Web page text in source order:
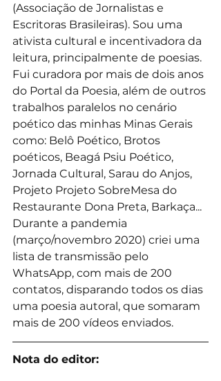
(Associação de Jornalistas e
Escritoras Brasileiras). Sou uma
ativista cultural e incentivadora da
leitura, principalmente de poesias.
Fui curadora por mais de dois anos
do Portal da Poesia, além de outros
trabalhos paralelos no cenário
poético das minhas Minas Gerais
como: Belô Poético, Brotos
poéticos, Beagá Psiu Poético,
Jornada Cultural, Sarau do Anjos,
Projeto Projeto SobreMesa do
Restaurante Dona Preta, Barkaça...
Durante a pandemia
(março/novembro 2020) criei uma
lista de transmissão pelo
WhatsApp, com mais de 200
contatos, disparando todos os dias
uma poesia autoral, que somaram
mais de 200 vídeos enviados.
Nota do editor: